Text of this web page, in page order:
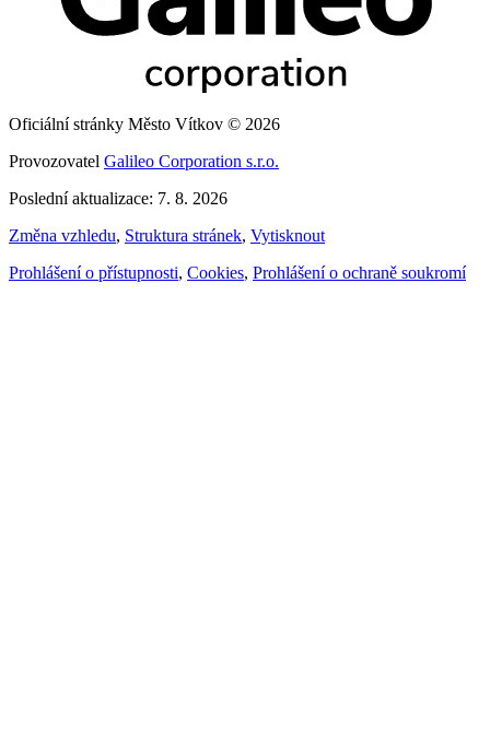
Oficiální stránky Město Vítkov © 2026
Provozovatel Galileo Corporation s.r.o.
Poslední aktualizace: 7. 8. 2026
Změna vzhledu, Struktura stránek, Vytisknout
Prohlášení o přístupnosti, Cookies, Prohlášení o ochraně soukromí